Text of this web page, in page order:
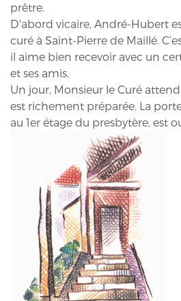
prêtre.
D'abord vicaire, André-Hubert
curé à Saint-Pierre de Maillé.
il aime bien recevoir avec un
et ses amis.
Un jour, Monsieur le Curé
est richement préparée. La
au 1er étage du presbytère, est